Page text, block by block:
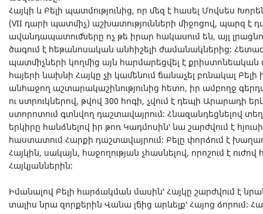
Հայկի և Բելի պատմությունից, որ մեզ է հասել Մովսես
(VII դարի պատմիչ) աշխատությունների միջոցով, պարզ է
ավանդապատումները ոչ թե իրար հակասում են, այլ
ծագում է հեթանոսական անհիշելի ժամանակներից։
պատմիչների կողմից այն հարմարեցվել է
հայերի նախնի Հայկը չի կամենում ճանաչել բռնակալ Բելի
անհաջող աշտարակաշինությունից հետո, իր ամբողջ
ու ստրուկներով, թվով 300 հոգի, չվում է դեպի Արարադի
ստորոտում գտնվող դաշտավայրում։ Հնազանդեցնելով
երկիրը հանձնելով իր թոռ Կադմոսին՝ նա շարժվում է
հաստատում Հարքի դաշտավայրում։ Բելը փորձում է
Հայկին, սակայն, հաջողության չհասնելով, որոշում է
Հայկյաններին։
Իմանալով Բելի հարձակման մասին՝ Հայկը շարժվում է
տալիս նրա զորքերին Վանա լճից արևելք՝ Հայոց ձորում։